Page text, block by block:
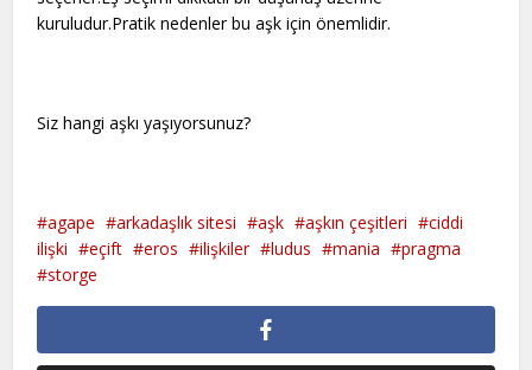
kuruludur.Pratik nedenler bu aşk için önemlidir.
Siz hangi aşkı yaşıyorsunuz?
agape arkadaşlık sitesi aşk aşkın çeşitleri
ciddi
ilişki
eçift eros ilişkiler ludus mania
pragma
storge